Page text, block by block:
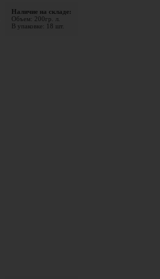
Наличие на складе:
Объем: 200гр. л.
В упаковке: 18 шт.